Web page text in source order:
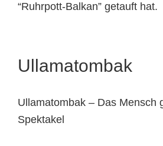
“Ruhrpott-Balkan” getauft hat.
Ullamatombak
Ullamatombak – Das Mensch
Spektakel